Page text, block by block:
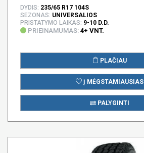
DYDIS: 235/65 R17 104S
SEZONAS: UNIVERSALIOS
PRISTATYMO LAIKAS: 9-10 D.D.
PRIEINAMUMAS: 4+ VNT.
PLAČIAU
Į MĖGSTAMIAUSIAS
PALYGINTI